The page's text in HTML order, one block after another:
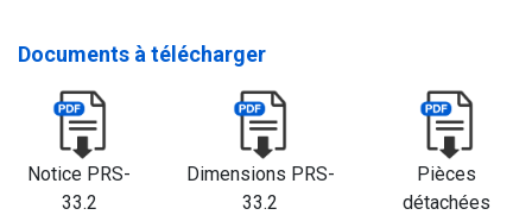
Documents à télécharger
Notice PRS-
33.2
Dimensions PRS-
33.2
Pièces
détachées